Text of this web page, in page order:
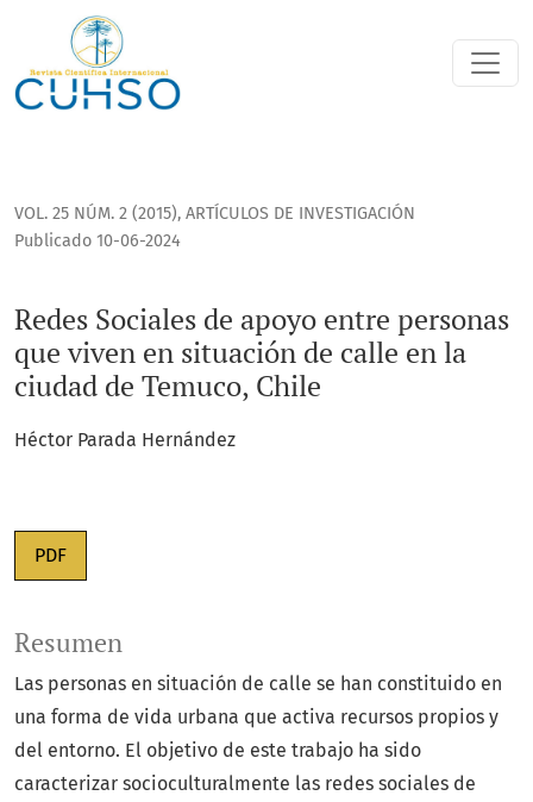
Redes Sociales de apoyo entre personas que viven en
VOL. 25 NÚM. 2 (2015), ARTÍCULOS DE INVESTIGACIÓN
Redes Sociales de apoyo entre personas
que viven en situación de calle en la
ciudad de Temuco, Chile
Publicado 10-06-2024
Héctor Parada Hernández
PDF
Resumen
Las personas en situación de calle se han constituido en
una forma de vida urbana que activa recursos propios y
del entorno. El objetivo de este trabajo ha sido
caracterizar socioculturalmente las redes sociales de